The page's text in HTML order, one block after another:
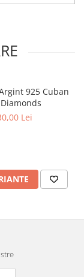
925 Cuban
Lei